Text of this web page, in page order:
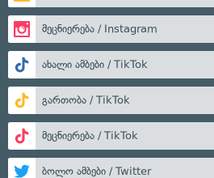
მეცნიერება / Instagram
ახალი ამბები / TikTok
გართობა / TikTok
მეცნიერება / TikTok
ბოლო ამბები / Twitter